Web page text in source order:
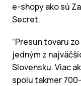
e-shopy ako sú
Secret.
“Presun tovaru
jedným z
Slovensku. Viac
spolu takmer